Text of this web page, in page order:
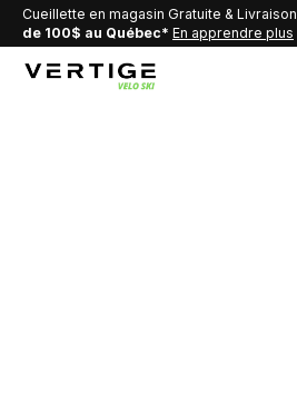
Cueillette en magasin Gratuite & Livraison
de 100$ au Québec* En apprendre plus